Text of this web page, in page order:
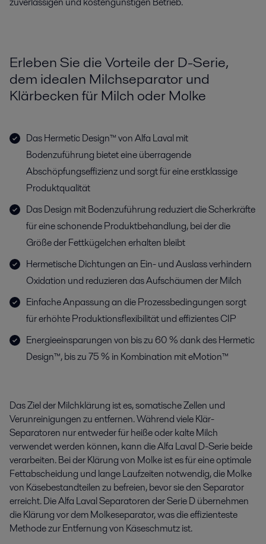
Erleben Sie die Vorteile der D-Serie,
dem idealen Milchseparator und
Klärbecken für Milch oder Molke
Das Hermetic Design™ von Alfa Laval mit
Bodenzuführung bietet eine überragende
Abschöpfungseffizienz und sorgt für eine erstklassige
Produktqualität
Das Design mit Bodenzuführung reduziert die Scherkräfte
für eine schonende Produktbehandlung, bei der die
Größe der Fettkügelchen erhalten bleibt
Hermetische Dichtungen an Ein- und Auslass verhindern
Oxidation und reduzieren das Aufschäumen der Milch
Einfache Anpassung an die Prozessbedingungen sorgt
für erhöhte Produktionsflexibilität und effizientes CIP
Energieeinsparungen von bis zu 60 % dank des Hermetic
Design™, bis zu 75 % in Kombination mit eMotion™
Das Ziel der Milchklärung ist es, somatische Zellen und
Verunreinigungen zu entfernen. Während viele Klär-
Separatoren nur entweder für heiße oder kalte Milch
verwendet werden können, kann die Alfa Laval D-Serie beide
verarbeiten. Bei der Klärung von Molke ist es für eine optimale
Fettabscheidung und lange Laufzeiten notwendig, die Molke
von Käsebestandteilen zu befreien, bevor sie den Separator
erreicht. Die Alfa Laval Separatoren der Serie D übernehmen
die Klärung vor dem Molkeseparator, was die effizienteste
Methode zur Entfernung von Käseschmutz ist.